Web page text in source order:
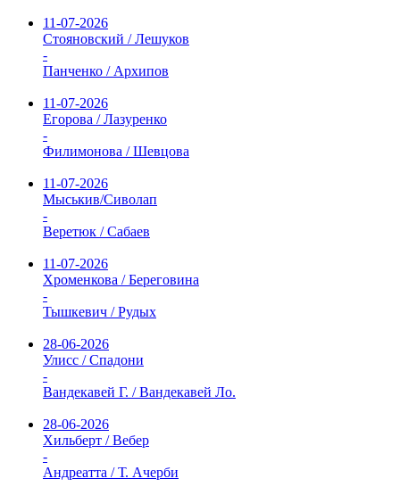
11-07-2026
Стояновский / Лешуков
-
Панченко / Архипов
11-07-2026
Егорова / Лазуренко
-
Филимонова / Шевцова
11-07-2026
Мыськив/Сиволап
-
Веретюк / Сабаев
11-07-2026
Хроменкова / Береговина
-
Тышкевич / Рудых
28-06-2026
Улисс / Спадони
-
Вандекавей Г. / Вандекавей Ло.
28-06-2026
Хильберт / Вебер
-
Андреатта / Т. Ачерби